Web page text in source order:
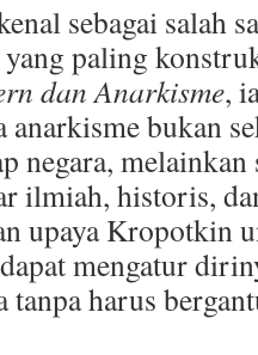
sebagai salah
yang paling
dan Anarkisme,
anarkisme bukan
negara, melainkan
ilmiah, historis,
upaya Kropotkin
mengatur
tanpa harus